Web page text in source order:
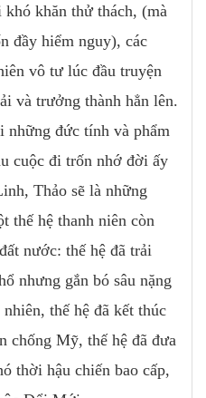
khăn thử thách, (mà
đầy hiểm nguy), các
vô tư lúc đầu truyện
và trưởng thành hẳn lên.
những đức tính và phẩm
cuộc đi trốn nhớ đời ấy
Thảo sẽ là những
thế hệ thanh niên còn
nước: thế hệ đã trải
nhưng gắn bó sâu nặng
thế hệ đã kết thúc
chống Mỹ, thế hệ đã đưa
thời hậu chiến bao cấp,